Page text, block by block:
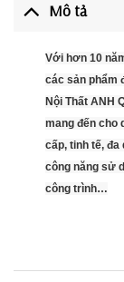
Mô tả
Với hơn 10
các sản phẩm
Nội Thất ANH
mang đến cho
cấp, tinh tế,
công năng sử
công trình…